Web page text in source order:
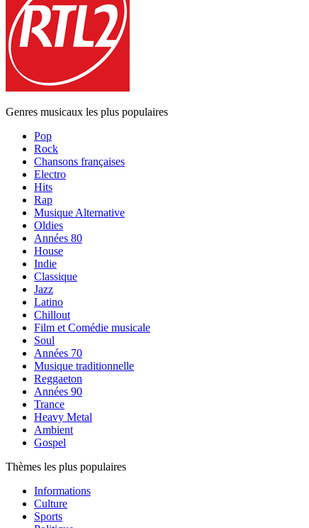
Genres musicaux les plus populaires
Pop
Rock
Chansons françaises
Electro
Hits
Rap
Musique Alternative
Oldies
Années 80
House
Indie
Classique
Jazz
Latino
Chillout
Film et Comédie musicale
Soul
Années 70
Musique traditionnelle
Reggaeton
Années 90
Trance
Heavy Metal
Ambient
Gospel
Thèmes les plus populaires
Informations
Culture
Sports